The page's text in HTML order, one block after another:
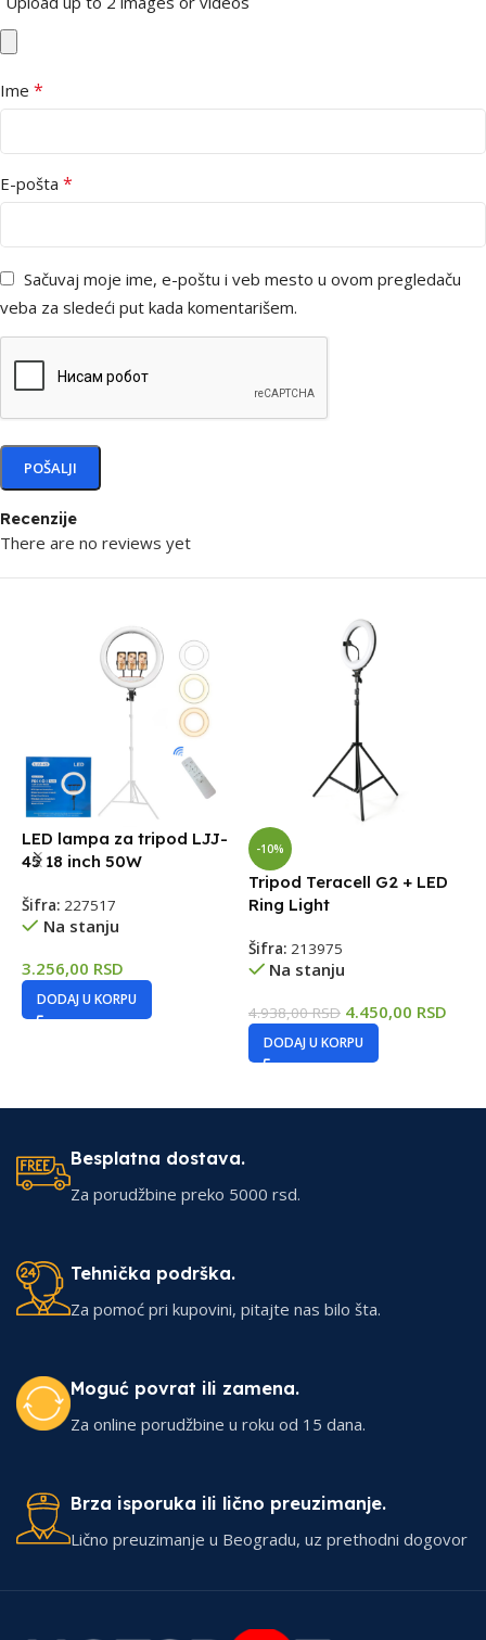
Recenzije
There are no reviews yet
Ime *
E-pošta *
Sačuvaj moje ime, e-poštu i veb mesto u ovom pregledaču
veba za sledeći put kada komentarišem.
LED lampa za tripod LJJ-
45 18 inch 50W
Šifra: 227517
Na stanju
3.256,00 RSD
DODAJ U KORPU
-10%
Tripod Teracell G2 + LED
Ring Light
Šifra: 213975
Na stanju
4.938,00RSD 4.450,00 RSD
DODAJ U KORPU
Besplatna dostava.
Za porudžbine preko 5000 rsd.
Tehnička podrška.
Za pomoć pri kupovini, pitajte nas bilo šta.
Moguć povrat ili zamena.
Za online porudžbine u roku od 15 dana.
Brza isporuka ili lično preuzimanje.
Lično preuzimanje u Beogradu, uz prethodni dogovor